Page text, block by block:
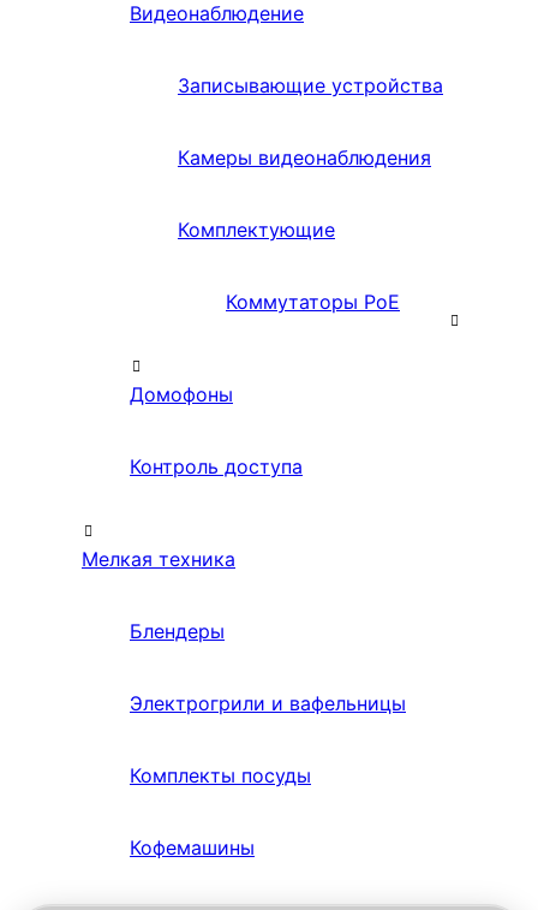
Видеонаблюдение
Записывающие устройства
Камеры видеонаблюдения
Комплектующие
Коммутаторы PoE
Домофоны
Контроль доступа
Мелкая техника
Блендеры
Электрогрили и вафельницы
Комплекты посуды
Кофемашины